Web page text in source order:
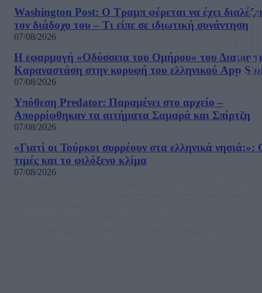
Washington Post: Ο Τραμπ φέρεται να έχει διαλέξει
τον διάδοχο του – Τι είπε σε ιδιωτική συνάντηση
07/08/2026
Η εφαρμογή «Οδύσσεια του Ομήρου» του
Καραναστάση στην κορυφή του ελληνικού App
07/08/2026
Υπόθεση Predator: Παραμένει στο αρχείο –
Απορρίφθηκαν τα αιτήματα Σαμαρά και Σπίρτζη
07/08/2026
«Γιατί οι Τούρκοι συρρέουν στα ελληνικά νησιά;»:
τιμές και το φιλόξενο κλίμα
07/08/2026